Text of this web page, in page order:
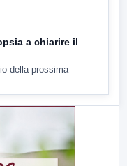
a chiarire il
della prossima